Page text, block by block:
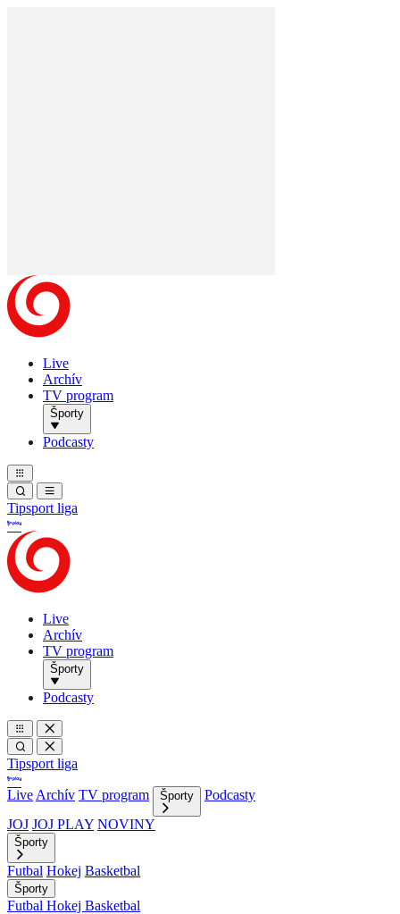
Live
Archív
TV program
Športy
Podcasty
Tipsport liga
Live
Archív
TV program
Športy
Podcasty
Tipsport liga
Live Archív TV program Športy
Podcasty
JOJ JOJ PLAY NOVINY
Športy
Futbal Hokej Basketbal
Športy
Futbal Hokej Basketbal